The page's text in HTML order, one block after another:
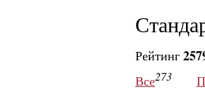
Рейтинг
Все273